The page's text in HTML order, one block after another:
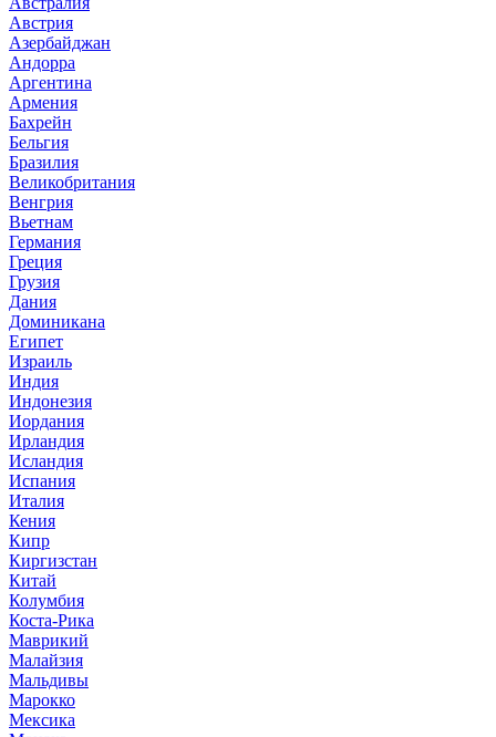
Австрия
Азербайджан
Андорра
Аргентина
Армения
Бахрейн
Бельгия
Бразилия
Великобритания
Венгрия
Вьетнам
Германия
Греция
Грузия
Дания
Доминикана
Египет
Израиль
Индия
Индонезия
Иордания
Ирландия
Исландия
Испания
Италия
Кения
Кипр
Киргизстан
Китай
Колумбия
Коста-Рика
Маврикий
Малайзия
Мальдивы
Марокко
Мексика